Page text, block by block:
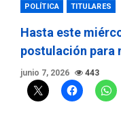
POLÍTICA TITULARES
Hasta este
postulación para
junio 7, 2026 443